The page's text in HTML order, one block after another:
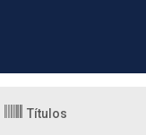
Títulos